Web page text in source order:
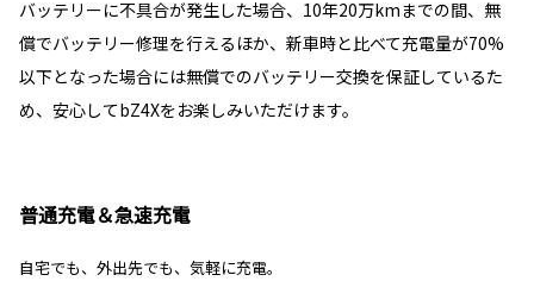
バッテリーに不具合が発生した場合、10年20万kmまでの間、無
償でバッテリー修理を行えるほか、新車時と比べて充電量が70%
以下となった場合には無償でのバッテリー交換を保証しているた
め、安心してbZ4Xをお楽しみいただけます。
普通充電＆急速充電
自宅でも、外出先でも、気軽に充電。